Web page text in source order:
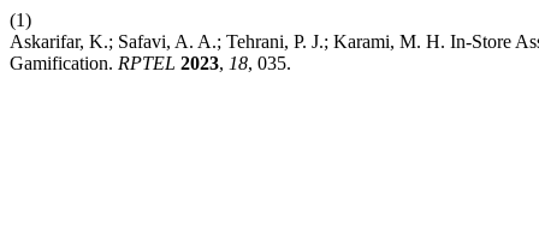
(1)
Askarifar, K.; Safavi, A. A.; Tehrani, P. J.; Karami, M. H. In-Store
Gamification. RPTEL 2023, 18, 035.